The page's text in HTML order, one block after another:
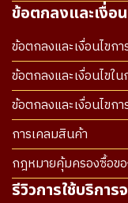
ข้อตกลงและเงื่อ
ข้อตกลงและเงื่อนไขก
ข้อตกลงและเงื่อนไขใ
ข้อตกลงและเงื่อนไขก
การเคลมสินค้า
กฎหมายคุ้มครองซื้อข
รีวิวการใช้บริการ